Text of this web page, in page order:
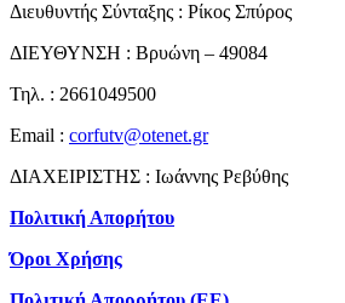
Διευθυντής Σύνταξης : Ρίκος Σπύρος
ΔΙΕΥΘΥΝΣΗ : Βρυώνη – 49084
Τηλ. : 2661049500
Email : corfutv@otenet.gr
ΔΙΑΧΕΙΡΙΣΤΗΣ : Ιωάννης Ρεβύθης
Πολιτική Απορήτου
Όροι Χρήσης